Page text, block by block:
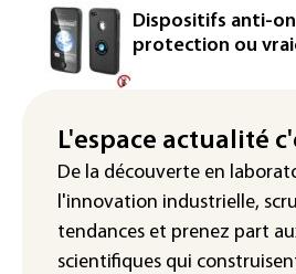
renforcer la surveillance
vérification des faits
Ceuta
production d'électricité
solaire
Dispositifs anti-
protection ou
L'espace actualité
De la découverte en
l'innovation industrielle,
tendances et prenez part
scientifiques qui